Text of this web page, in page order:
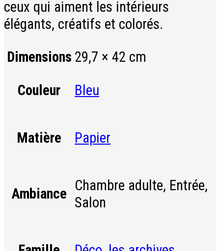
ceux qui aiment les intérieurs
élégants, créatifs et colorés.
Dimensions 29,7 × 42 cm
Couleur
Bleu
Matière Papier
Ambiance
Chambre adulte, Entrée,
Salon